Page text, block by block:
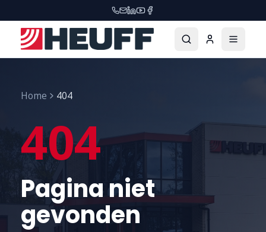
Home 404
404
Pagina niet
gevonden